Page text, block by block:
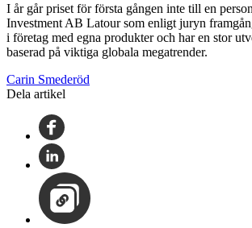
I år går priset för första gången inte till en
Investment AB Latour som enligt juryn
i företag med egna produkter och har en stor
baserad på viktiga globala megatrender.
Carin Smederöd
Dela artikel